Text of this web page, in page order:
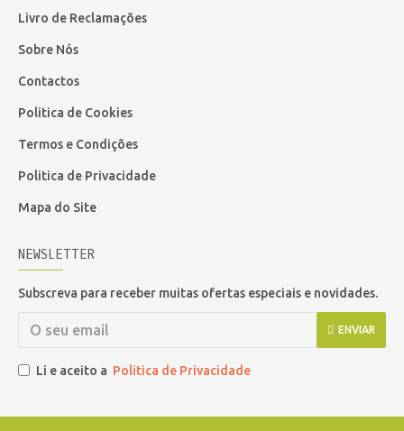
Livro de Reclamações
Sobre Nós
Contactos
Politica de Cookies
Termos e Condições
Politica de Privacidade
Mapa do Site
NEWSLETTER
Subscreva para receber muitas ofertas especiais e novidades.
ENVIAR
Li e aceito a Politica de Privacidade